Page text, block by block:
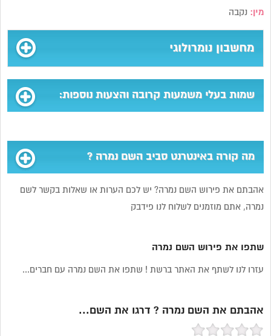
מין: נקבה
מחשבון נומרולוגי
שמות בעלי משמעות קרובה והצעות נוספות:
מה קורה באינטרנט סביב השם נמרה ?
אהבתם את פירוש השם נמרה? יש לכם הערות או שאלות בקשר לשם
נמרה, אתם מוזמנים לשלוח לנו פידבק
שתפו את פירוש השם נמרה
עזרו לנו לשתף את האתר ברשת ! שתפו את השם נמרה עם חברים...
אהבתם את השם נמרה ? דרגו את השם...